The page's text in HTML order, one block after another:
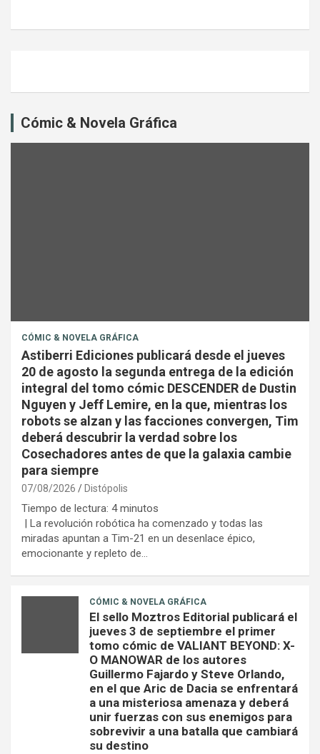
Cómic & Novela Gráfica
CÓMIC & NOVELA GRÁFICA
Astiberri Ediciones publicará desde el jueves
20 de agosto la segunda entrega de la edición
integral del tomo cómic DESCENDER de Dustin
Nguyen y Jeff Lemire, en la que, mientras los
robots se alzan y las facciones convergen, Tim
deberá descubrir la verdad sobre los
Cosechadores antes de que la galaxia cambie
para siempre
07/08/2026 Distópolis
Tiempo de lectura: 4 minutos
| La revolución robótica ha comenzado y todas las
miradas apuntan a Tim-21 en un desenlace épico,
emocionante y repleto de…
CÓMIC & NOVELA GRÁFICA
El sello Moztros Editorial publicará el
jueves 3 de septiembre el primer
tomo cómic de VALIANT BEYOND: X-
O MANOWAR de los autores
Guillermo Fajardo y Steve Orlando,
en el que Aric de Dacia se enfrentará
a una misteriosa amenaza y deberá
unir fuerzas con sus enemigos para
sobrevivir a una batalla que cambiará
su destino